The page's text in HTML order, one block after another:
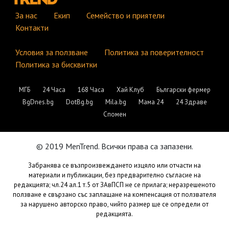
За нас Екип
Семейство и приятели
Контакти
Условия за ползване
Политика за поверителност
Политика за бисквитки
МГБ 24 Часа 168 Часа Хай Клуб
Български фермер
BgDnes.bg
DotBg.bg Mila.bg Мама 24
24 Здраве
Спомен
© 2019 MenTrend. Всички права са запазени.
Забранява се възпроизвеждането изцяло или отчасти на
материали и публикации, без предварително съгласие на
редакцията; чл.24 ал.1 т.5 от ЗАвПСП не се прилага; неразрешеното
ползване е свързано със заплащане на компенсация от ползвателя
за нарушено авторско право, чийто размер ще се определи от
редакцията.